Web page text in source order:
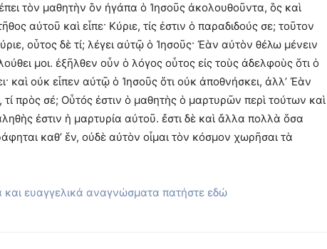
τὸν μαθητὴν ὃν ἠγάπα ὁ Ἰησοῦς ἀκολουθοῦντα, ὃς καὶ
αὐτοῦ καὶ εἶπε· Κύριε, τίς ἐστιν ὁ παραδιδούς σε; τοῦτον
οὗτος δὲ τί; λέγει αὐτῷ ὁ Ἰησοῦς· Ἐὰν αὐτὸν θέλω μένειν
μοι. ἐξῆλθεν οὖν ὁ λόγος οὗτος εἰς τοὺς ἀδελφοὺς ὅτι ὁ
καὶ οὐκ εἶπεν αὐτῷ ὁ Ἰησοῦς ὅτι οὐκ ἀποθνήσκει, ἀλλ’ Ἐὰν
πρὸς σέ; Οὗτός ἐστιν ὁ μαθητὴς ὁ μαρτυρῶν περὶ τούτων καὶ
ἐστιν ἡ μαρτυρία αὐτοῦ. ἔστι δὲ καὶ ἄλλα πολλὰ ὅσα
καθ’ ἕν, οὐδὲ αὐτὸν οἶμαι τὸν κόσμον χωρῆσαι τὰ
και ευαγγελικά αναγνώσματα πατήστε εδώ